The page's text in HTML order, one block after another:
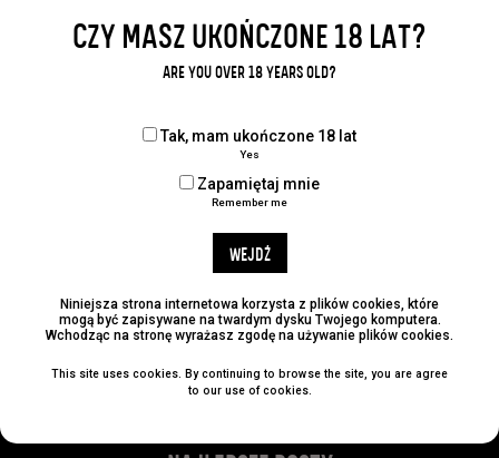
WRÓĆ DO WPISÓW
Udostępnij:
KATEGORIE
No categories
ARCHIWUM
CZY MASZ UKOŃCZONE 18 LAT?
ARE YOU OVER 18 YEARS OLD?
Tak, mam ukończone 18 lat
Yes
Zapamiętaj mnie
Remember me
WEJDŹ
Niniejsza strona internetowa korzysta z plików cookies, które
mogą być zapisywane na twardym dysku Twojego komputera.
Wchodząc na stronę wyrażasz zgodę na używanie plików cookies.
This site uses cookies. By continuing to browse the site, you are agree
to our use of cookies.